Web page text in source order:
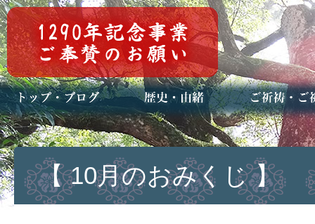
トップページ
ブログ(日々八百万)
お知らせ一覧 歴史・ご祭神
年中行事
メディア掲載 ご祈祷・ご祈
安産祈願
初宮参り
七五三詣
長寿のお祝い
神前結婚式
厄祓い・方位
車のお祓い
地鎮祭
神葬祭（神式
【 10月のおみくじ 】